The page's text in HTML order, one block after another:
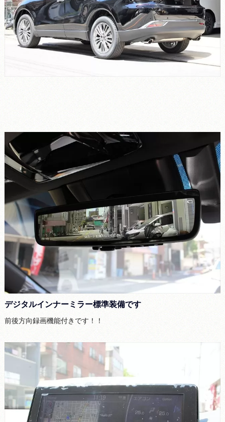
デジタルインナーミラー標準装備です
前後方向録画機能付きです！！